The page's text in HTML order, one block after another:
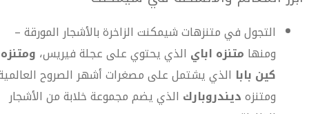
التجول في متنزهات شيمكنت الزاخرة بالأشجار المورقة –
ومنها متنزه اباي الذي يحتوي على عجلة فيريس، ومتنزه
كين بابا الذي يشتمل على مصغرات أشهر الصروح
ومتنزهديندروبارك الذي يضم مجموعة خلابة من الأشجار